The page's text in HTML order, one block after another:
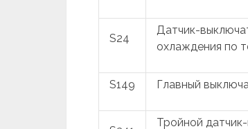
S24
Датчик-
охлаждения по
S149 Главный
Тройной